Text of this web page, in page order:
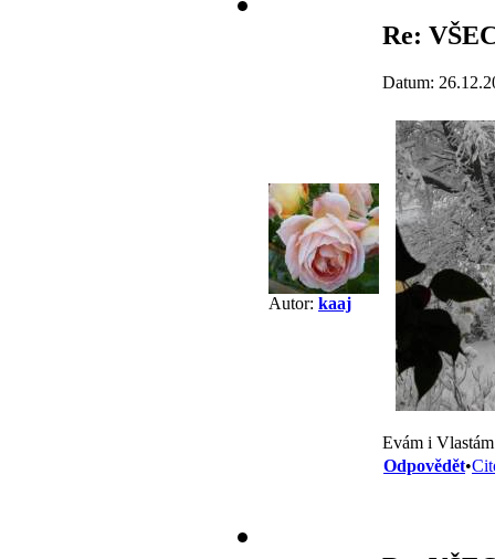
Autor: kaaj
Re:
Datum:
Evám i
Odpovědět•